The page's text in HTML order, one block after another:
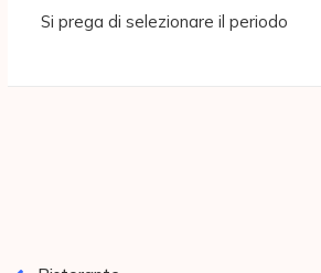
Si prega di selezionare il periodo